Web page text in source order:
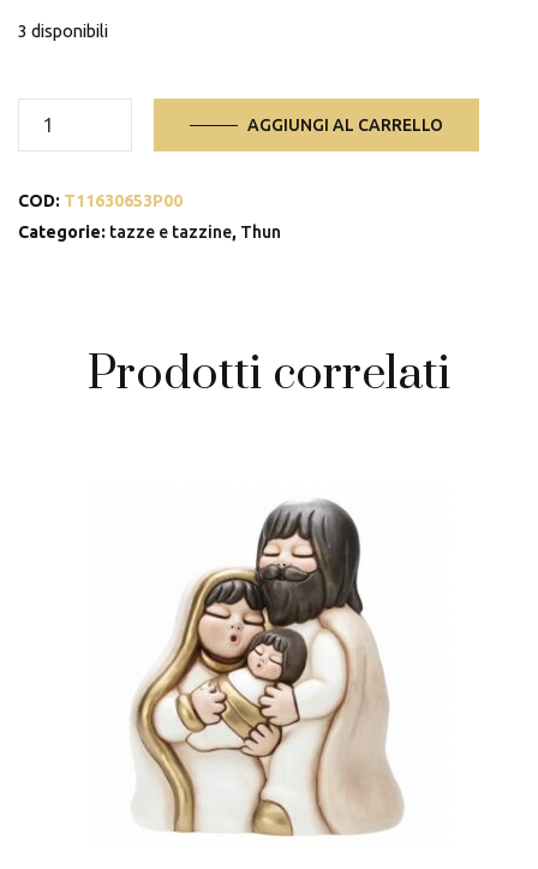
3 disponibili
Set
espresso
con
AGGIUNGI AL CARRELLO
COD: T11630653P00
Categorie: tazze e tazzine, Thun
Prodotti correlati